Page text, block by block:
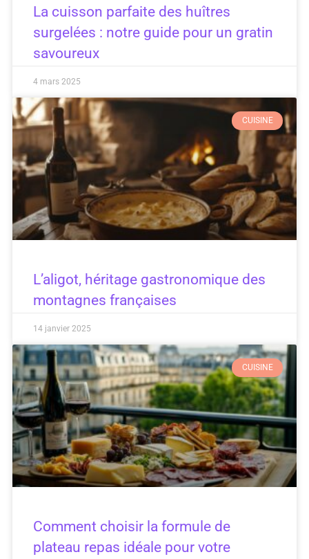
La cuisson parfaite des huîtres
surgelées : notre guide pour un gratin
savoureux
4 mars 2025
CUISINE
L’aligot, héritage gastronomique des
montagnes françaises
14 janvier 2025
CUISINE
Comment choisir la formule de
plateau repas idéale pour votre